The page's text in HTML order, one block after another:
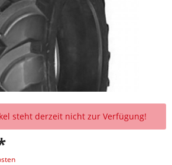
steht derzeit nicht zur Verfügung!